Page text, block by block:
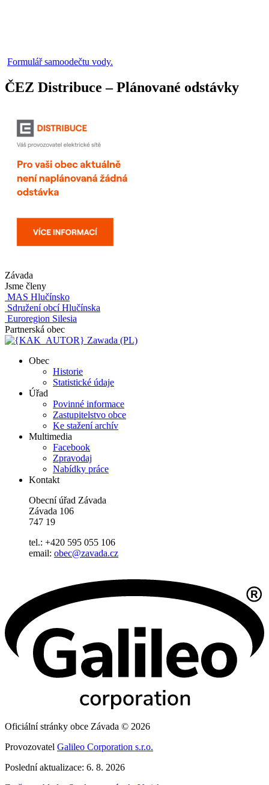
Formulář samoodečtu vody.
ČEZ Distribuce – Plánované odstávky
Závada
Jsme členy
MAS Hlučínsko
Sdružení obcí Hlučínska
Euroregion Silesia
Partnerská obec
Zawada (PL)
Obec
Historie
Statistické údaje
Úřad
Povinné informace
Zastupitelstvo obce
Ke stažení archív
Multimedia
Facebook
Zpravodaj
Nabídky práce
Kontakt
Obecní úřad Závada
Závada 106
747 19
tel.: +420 595 055 106
email: obec@zavada.cz
Oficiální stránky obce Závada © 2026
Provozovatel Galileo Corporation s.r.o.
Poslední aktualizace: 6. 8. 2026